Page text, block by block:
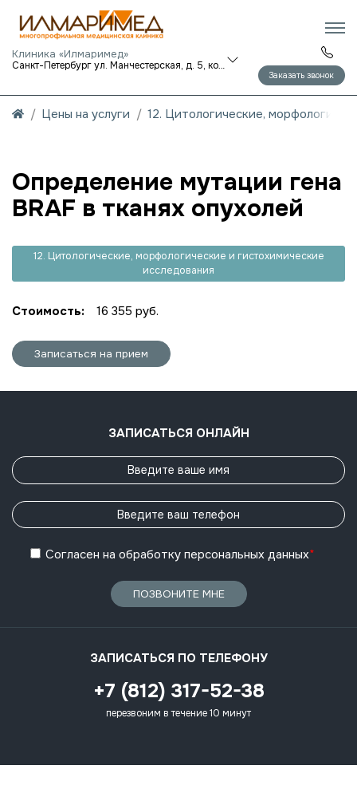
Клиника «Илмаримед»
Санкт-Петербург ул. Манчестерская, д. 5, корп. 1
Заказать звонок
Цены на услуги 12. Цитологические,
Определение мутации гена
BRAF в тканях опухолей
12. Цитологические, морфологические и гистохимические
исследования
Стоимость: 16 355 руб.
Записаться на прием
ЗАПИСАТЬСЯ ОНЛАЙН
Согласен на обработку персональных данных*
ПОЗВОНИТЕ МНЕ
ЗАПИСАТЬСЯ ПО ТЕЛЕФОНУ
+7 (812) 317-52-38
перезвоним в течение 10 минут